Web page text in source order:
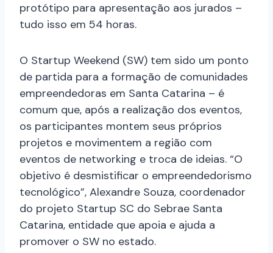
protótipo para apresentação aos jurados –
tudo isso em 54 horas.
O Startup Weekend (SW) tem sido um ponto
de partida para a formação de comunidades
empreendedoras em Santa Catarina – é
comum que, após a realização dos eventos,
os participantes montem seus próprios
projetos e movimentem a região com
eventos de networking e troca de ideias. “O
objetivo é desmistificar o empreendedorismo
tecnológico”, Alexandre Souza, coordenador
do projeto Startup SC do Sebrae Santa
Catarina, entidade que apoia e ajuda a
promover o SW no estado.